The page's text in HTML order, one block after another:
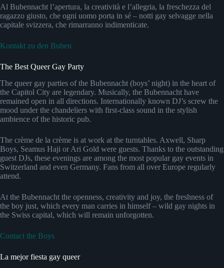
Al Bubennacht l’apertura, la creatività e l’allegria, la freschezza del
ragazzo giusto, che ogni uomo porta in sé – notti gay selvagge nella
capitale svizzera, che rimarranno indimenticate.
Kontakt zu den Buben
The Best Queer Gay Party
The queer gay parties of the Bubennacht (boys’ night) in the heart of
the Capitol City are legendary. Musically, the Bubennacht have
remained open in all directions. Internationally known DJ’s screw the
mood under the chandeliers with first-class sound in the stylish
ambience of the historic pub.
The crème de la crème is at work at the turntables. Axwell, Sharp
Boys, Seamus Haji or Ari Gold were guests. Thanks to the outstanding
guest DJs, these evenings are among the most popular gay events in
Switzerland and even Germany. Fans from all over Europe regularly
attend.
At the Bubennacht the openness, creativity and joy, the freshness of
the boy just, which every man carries in himself – wild gay nights in
the Swiss capital, which will remain unforgotten.
Contact the Boys
La mejor fiesta gay queer